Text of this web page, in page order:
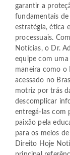
garantir a
fundamentais
estratégia, ética
processuais.
Notícias, o Dr.
equipe com
maneira como o
acessado no
motriz por trás
descomplicar
entregá-las com
paixão pela
para os meios
Direito Hoje